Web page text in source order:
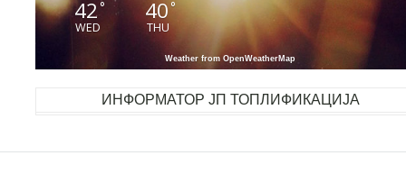
42°
WED
40°
THU
Weather from OpenWeatherMap
ИНФОРМАТОР ЈП ТОПЛИФИКАЦИЈА